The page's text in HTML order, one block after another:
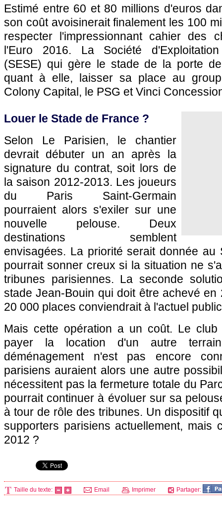
Estimé entre 60 et 80 millions d'euros
son coût avoisinerait finalement les 100
respecter l'impressionnant cahier des
l'Euro 2016. La Société d'Exploitation
(SESE) qui gère le stade de la porte
quant à elle, laisser sa place au
Colony Capital, le PSG et Vinci
Louer le Stade de France ?
Selon Le Parisien, le chantier
devrait débuter un an après la
signature du contrat, soit lors de
la saison 2012-2013. Les joueurs
du Paris Saint-Germain
pourraient alors s'exiler sur une
nouvelle pelouse. Deux
destinations semblent
envisagées. La priorité serait donnée au
pourrait sonner creux si la situation ne
tribunes parisiennes. La seconde
stade Jean-Bouin qui doit être achevé en
20 000 places conviendrait à l'actuel
Mais cette opération a un coût. Le
payer la location d'un autre
déménagement n'est pas encore
parisiens auraient alors une autre
nécessitent pas la fermeture totale du
pourrait continuer à évoluer sur sa
à tour de rôle des tribunes. Un dispositif
supporters parisiens actuellement, mais
2012 ?
Taille du texte: Email Imprimer Partager: